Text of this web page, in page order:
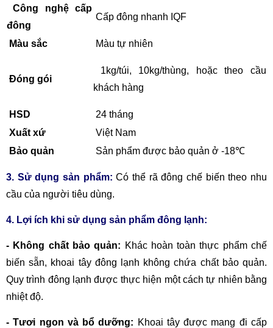
Công nghệ cấp
đông
Cấp đông nhanh IQF
Màu sắc Màu tự nhiên
Đóng gói
1kg/túi, 10kg/thùng, hoặc theo cầu
khách hàng
HSD
24 tháng
Xuất xứ
Việt Nam
Bảo quản
Sản phẩm được bảo quản ở -18℃
3. Sử dụng sản phẩm: Có thể rã đông chế biến theo nhu
cầu của người tiêu dùng.
4. Lợi ích khi sử dụng sản phẩm đông lạnh:
- Không chất bảo quản: Khác hoàn toàn thực phẩm chế
biến sẵn, khoai tây đông lạnh không chứa chất bảo quản.
Quy trình đông lạnh được thực hiện một cách tự nhiên bằng
nhiệt độ.
- Tươi ngon và bổ dưỡng: Khoai tây được mang đi cấp